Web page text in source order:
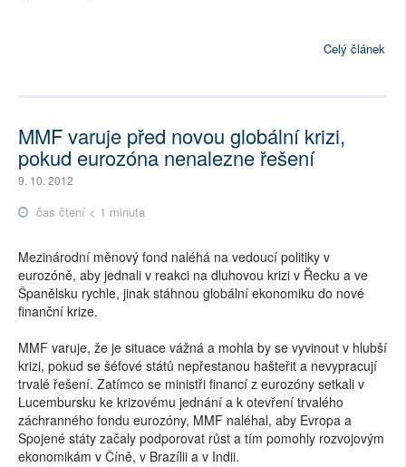
Celý článek
MMF varuje před novou globální krizi,
pokud eurozóna nenalezne řešení
9. 10. 2012
čas čtení < 1 minuta
Mezinárodní měnový fond naléhá na vedoucí politiky v
eurozóně, aby jednali v reakci na dluhovou krizi v Řecku a ve
Španělsku rychle, jinak stáhnou globální ekonomiku do nové
finanční krize.
MMF varuje, že je situace vážná a mohla by se vyvinout v hlubší
krizi, pokud se šéfové států nepřestanou hašteřit a nevypracují
trvalé řešení. Zatímco se ministři financí z eurozóny setkali v
Lucembursku ke krizovému jednání a k otevření trvalého
záchranného fondu eurozóny, MMF naléhal, aby Evropa a
Spojené státy začaly podporovat růst a tím pomohly rozvojovým
ekonomikám v Číně, v Brazílii a v Indii.